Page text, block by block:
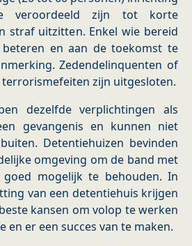
veroordeeld zijn tot korte
straf uitzitten. Enkel wie bereid
en aan de toekomst te
Zedendelinquenten of
zijn uitgesloten.
dezelfde verplichtingen als
gevangenis en kunnen niet
Detentiehuizen bevinden
omgeving om de band met
mogelijk te behouden. In
van een detentiehuis krijgen
kansen om volop te werken
en er een succes van te maken.